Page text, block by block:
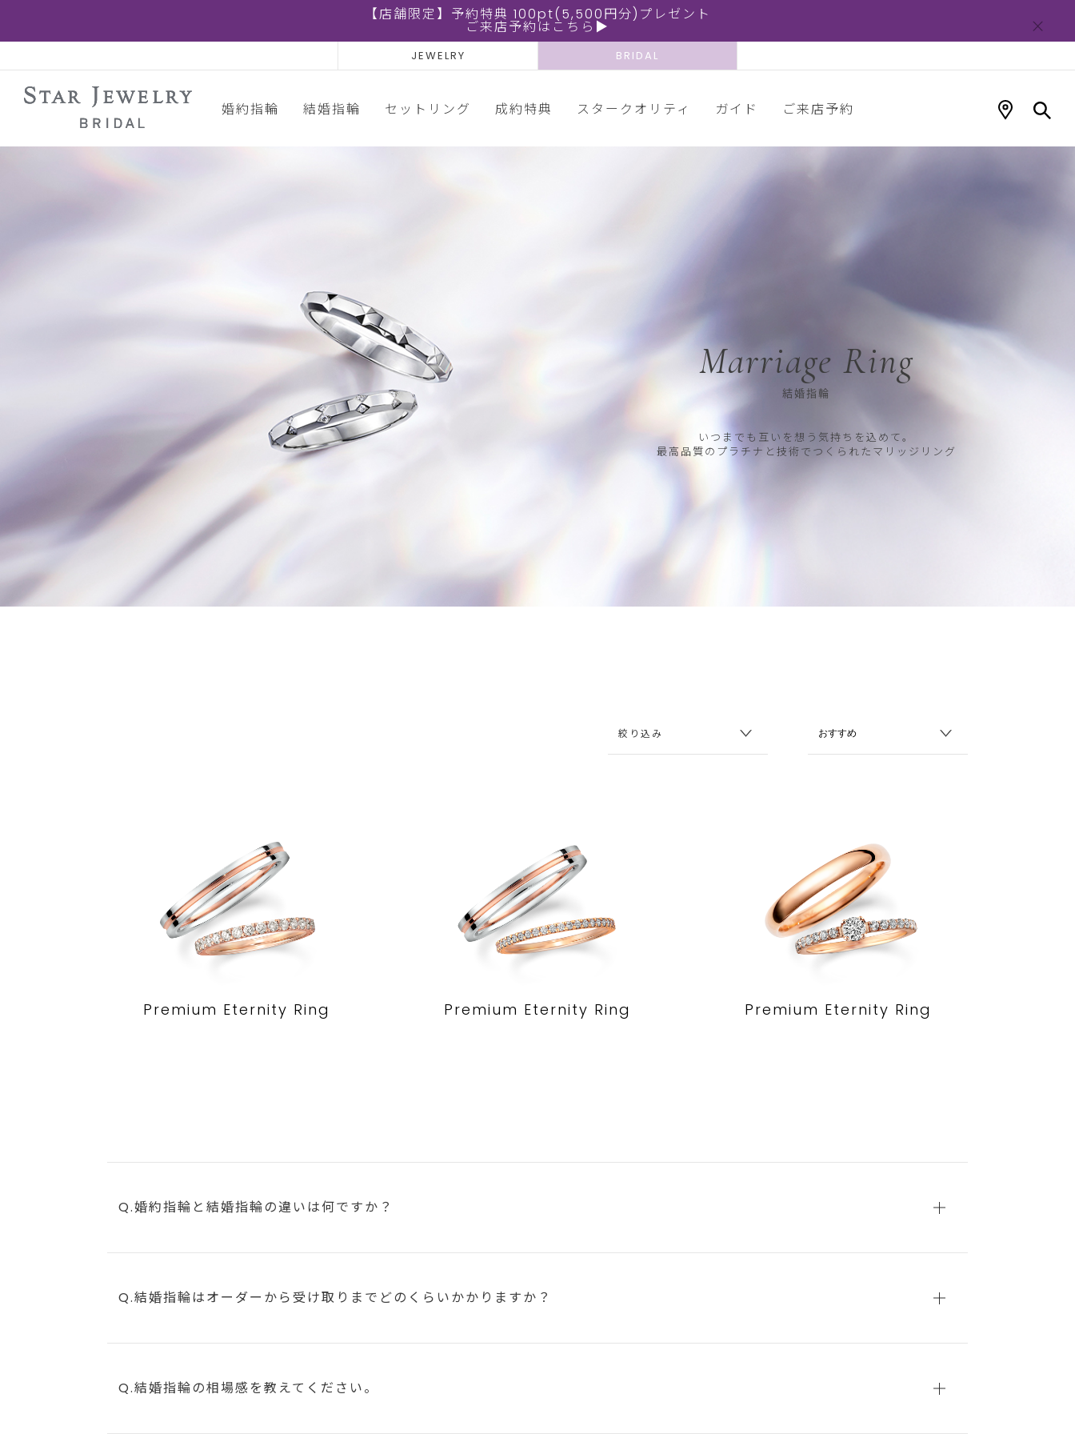
【店舗限定】予約特典 100pt(5,500円分)プレゼント
ご来店予約はこちら▶
JEWELRY BRIDAL
婚約指輪 結婚指輪 セットリング 成約特典 スタークオリティ ガイド ご来店予約
Marriage Ring
結婚指輪
いつまでも互いを想う気持ちを込めて。
最高品質のプラチナと技術でつくられたマリッジリング
絞り込み
Premium Eternity Ring Premium Eternity Ring Premium Eternity Ring
Q.婚約指輪と結婚指輪の違いは何ですか？
Q.結婚指輪はオーダーから受け取りまで どのくらいかかりますか？
Q.結婚指輪の相場感を教えてください。